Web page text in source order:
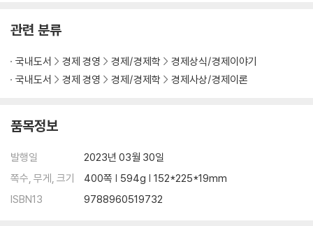
관련 분류
국내도서 경제 경영 경제/경제학
경제상식/경제이야기
국내도서
경제 경영 경제/경제학 경제사상/경제이론
품목정보
발행일
2023년 03월 30일
쪽수, 무게, 크기
400쪽 | 594g | 152*225*19mm
ISBN13
9788960519732